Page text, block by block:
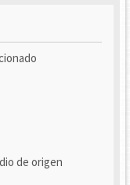
de origen